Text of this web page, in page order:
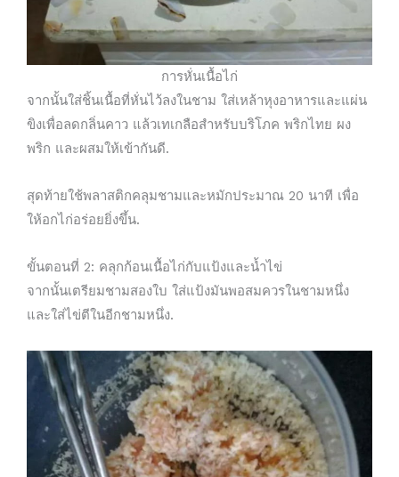
การหั่นเนื้อไก่
จากนั้นใส่ชิ้นเนื้อที่หั่นไว้ลงในชาม ใส่เหล้าหุงอาหารและแผ่น
ขิงเพื่อลดกลิ่นคาว แล้วเทเกลือสำหรับบริโภค พริกไทย ผง
พริก และผสมให้เข้ากันดี.
สุดท้ายใช้พลาสติกคลุมชามและหมักประมาณ 20 นาที เพื่อ
ให้อกไก่อร่อยยิ่งขึ้น.
ขั้นตอนที่ 2: คลุกก้อนเนื้อไก่กับแป้งและน้ำไข่
จากนั้นเตรียมชามสองใบ ใส่แป้งมันพอสมควรในชามหนึ่ง
และใส่ไข่ตีในอีกชามหนึ่ง.